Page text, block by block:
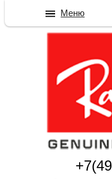
Меню